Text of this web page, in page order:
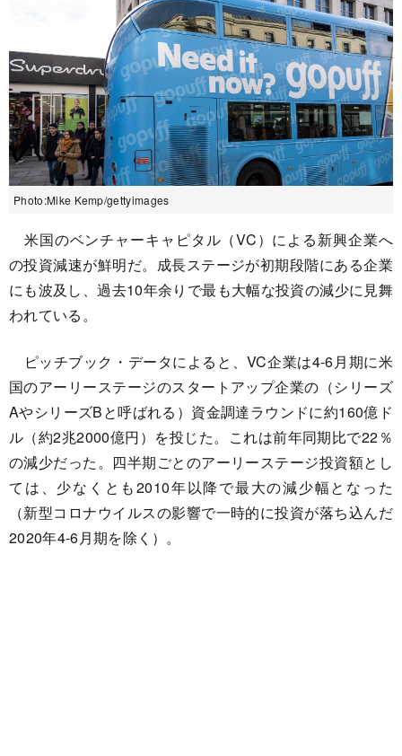
Photo:Mike Kemp/gettyimages
米国のベンチャーキャピタル（VC）による新興企業へ
の投資減速が鮮明だ。成長ステージが初期段階にある企業
にも波及し、過去10年余りで最も大幅な投資の減少に見舞
われている。
ピッチブック・データによると、VC企業は4-6月期に米
国のアーリーステージのスタートアップ企業の（シリーズ
AやシリーズBと呼ばれる）資金調達ラウンドに約160億ド
ル（約2兆2000億円）を投じた。これは前年同期比で22％
の減少だった。四半期ごとのアーリーステージ投資額とし
ては、少なくとも2010年以降で最大の減少幅となった
（新型コロナウイルスの影響で一時的に投資が落ち込んだ
2020年4-6月期を除く）。